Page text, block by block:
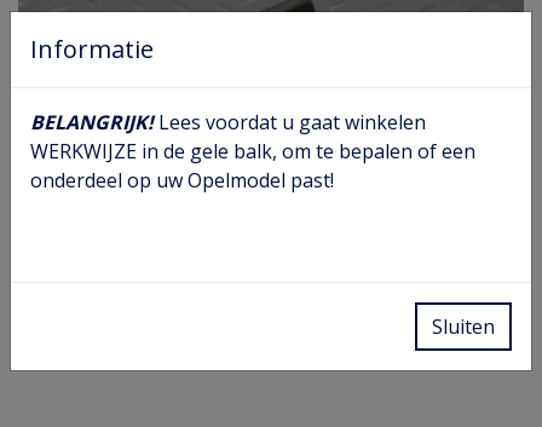
Vooras/ Stuurinrichting(28)
Informatie
BELANGRIJK!Lees voordat u gaat winkelen
WERKWIJZE in de gele balk, om te bepalen of een
onderdeel op uw Opelmodel past!
Sluiten